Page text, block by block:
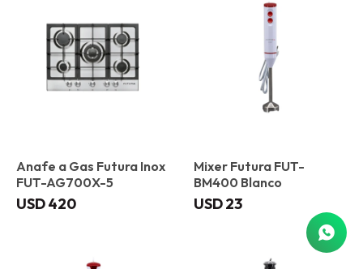
Anafe a Gas Futura Inox
FUT-AG700X-5
USD420
Mixer Futura FUT-
BM400 Blanco
USD23